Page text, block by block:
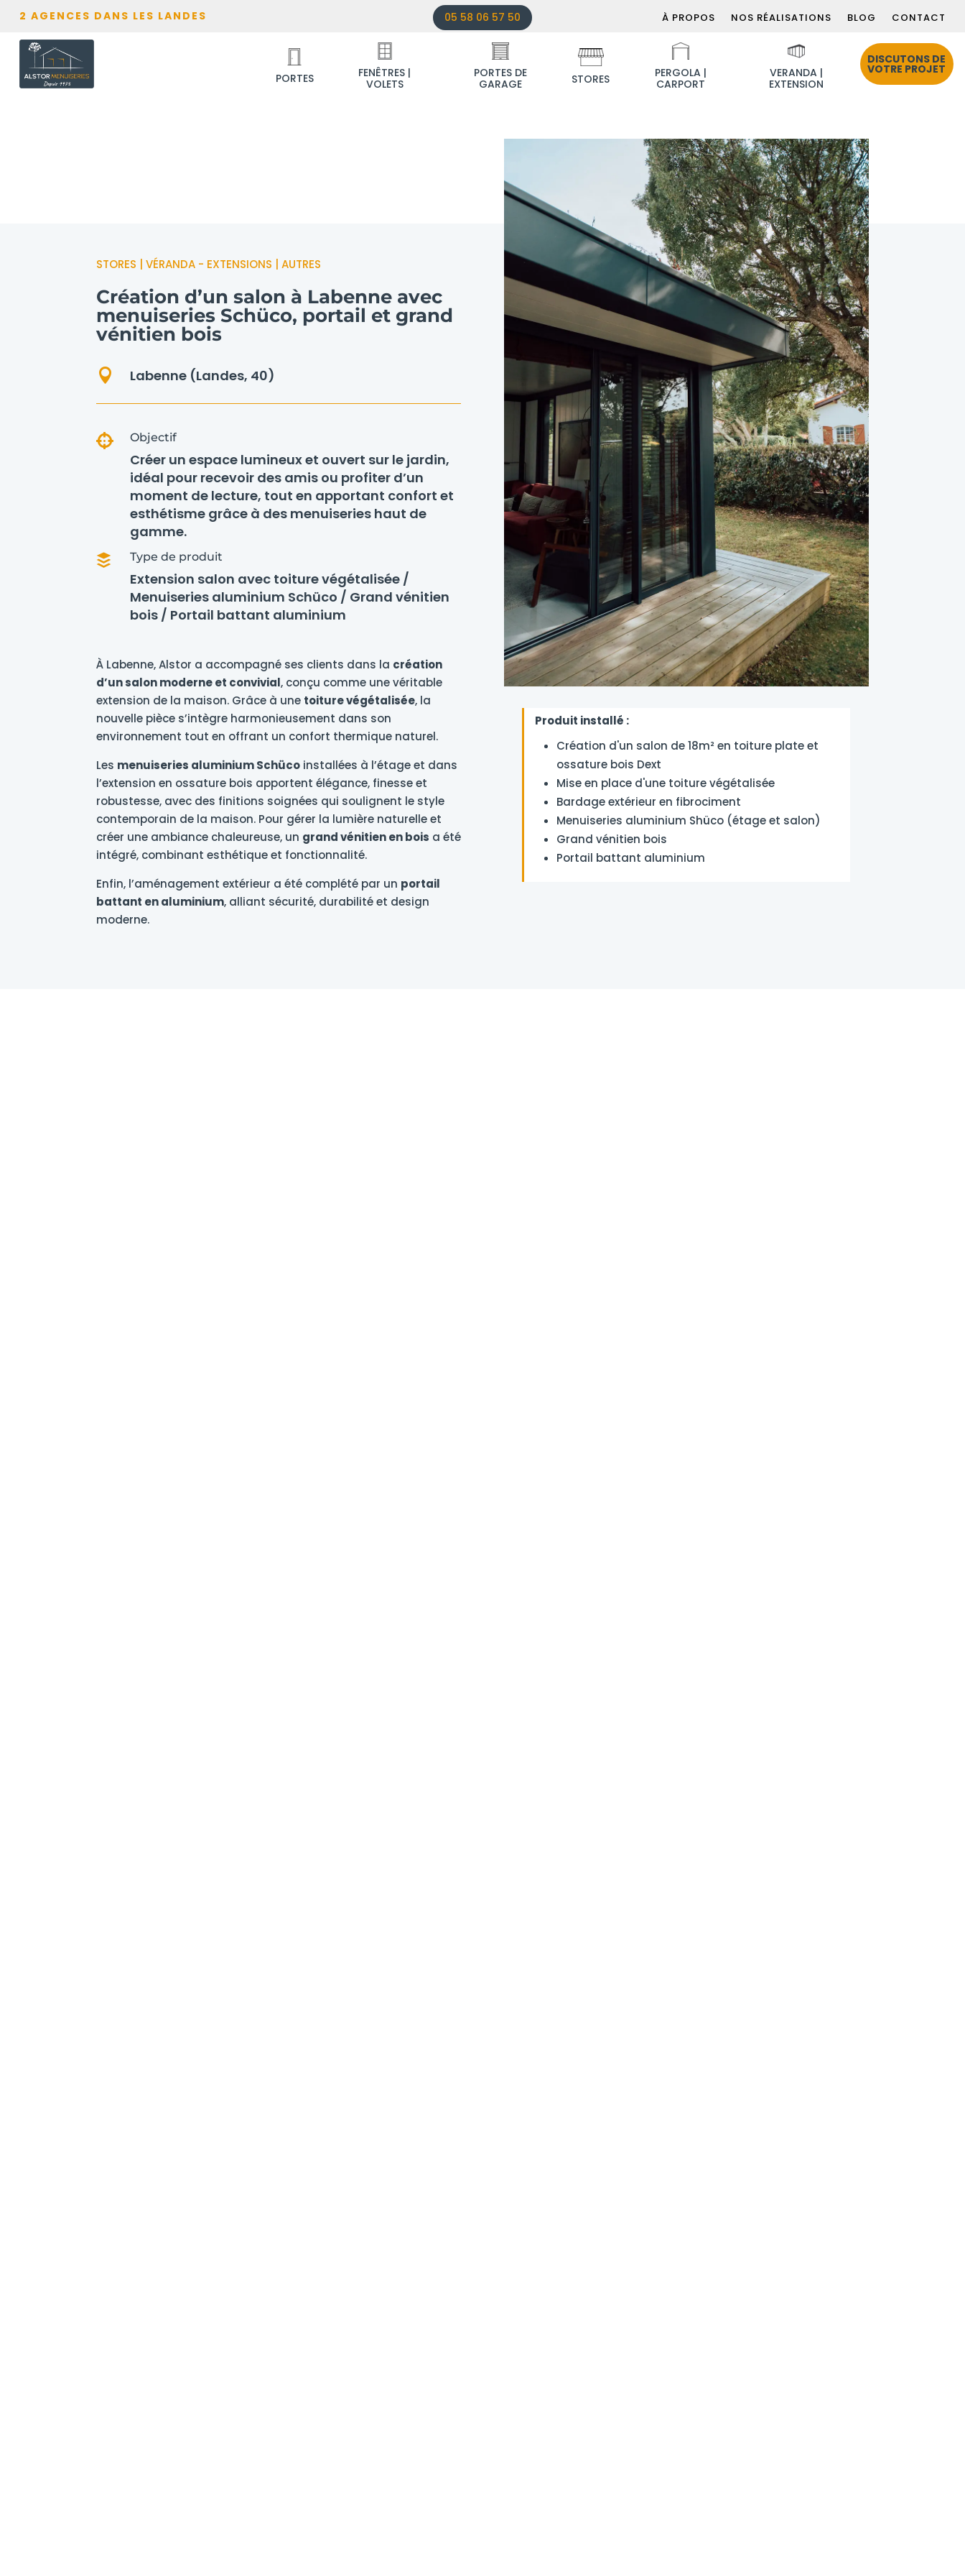
2 AGENCES DANS LES LANDES 05 58 06 57 50 À PROPOS NOS RÉALISATIONS BLOG CONTACT
PORTES
FENÊTRES |
VOLETS
PORTES DE
GARAGE
STORES
PERGOLA |
CARPORT
VERANDA |
EXTENSION
DISCUTONS DE
VOTRE PROJET
STORES | VÉRANDA - EXTENSIONS | AUTRES
Création d’un salon à Labenne avec
menuiseries Schüco, portail et grand
vénitien bois
 Labenne (Landes, 40)
 Objectif
Créer un espace lumineux et ouvert sur le jardin,
idéal pour recevoir des amis ou profiter d’un
moment de lecture, tout en apportant confort et
esthétisme grâce à des menuiseries haut de
gamme.
 Type de produit
Extension salon avec toiture végétalisée /
Menuiseries aluminium Schüco / Grand vénitien
bois / Portail battant aluminium
À Labenne, Alstor a accompagné ses clients dans la création
d’un salon moderne et convivial, conçu comme une véritable
extension de la maison. Grâce à une toiture végétalisée, la
nouvelle pièce s’intègre harmonieusement dans son
environnement tout en offrant un confort thermique naturel.
Les menuiseries aluminium Schüco installées à l’étage et dans
l’extension en ossature bois apportent élégance, finesse et
robustesse, avec des finitions soignées qui soulignent le style
contemporain de la maison. Pour gérer la lumière naturelle et
créer une ambiance chaleureuse, un grand vénitien en bois a été
intégré, combinant esthétique et fonctionnalité.
Enfin, l’aménagement extérieur a été complété par un portail
battant en aluminium, alliant sécurité, durabilité et design
moderne.
Produit installé :
Création d'un salon de 18m² en toiture plate et
ossature bois Dext
Mise en place d'une toiture végétalisée
Bardage extérieur en fibrociment
Menuiseries aluminium Shüco (étage et salon)
Grand vénitien bois
Portail battant aluminium